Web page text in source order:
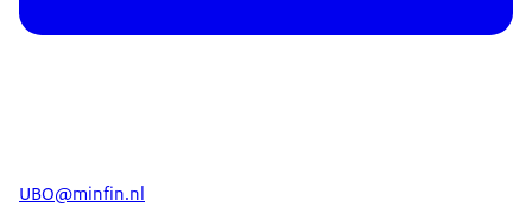
UBO@minfin.nl